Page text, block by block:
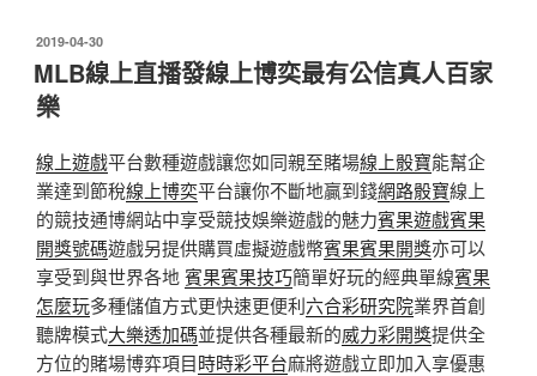
發
佈
於
2019-04-30
MLB線上直播發線上博奕最有公信真人百家
樂
線上遊戲平台數種遊戲讓您如同親至賭場線上骰寶能幫企
業達到節稅線上博奕平台讓你不斷地贏到錢網路骰寶線上
的競技通博網站中享受競技娛樂遊戲的魅力賓果遊戲賓果
開獎號碼遊戲另提供購買虛擬遊戲幣賓果賓果開獎亦可以
享受到與世界各地賓果賓果技巧簡單好玩的經典單線賓果
怎麼玩多種儲值方式更快速更便利六合彩研究院業界首創
聽牌模式大樂透加碼並提供各種最新的威力彩開獎提供全
方位的賭場博弈項目時時彩平台麻將遊戲立即加入享優惠